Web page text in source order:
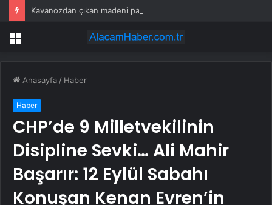
Kavanozdan çıkan madeni para 39 milyon lira kazandırdı
Menü
Anasayfa / Haber
Haber
CHP’de 9 Milletvekilinin
Disipline Sevki… Ali Mahir
Başarır: 12 Eylül Sabahı
Konuşan Kenan Evren’in